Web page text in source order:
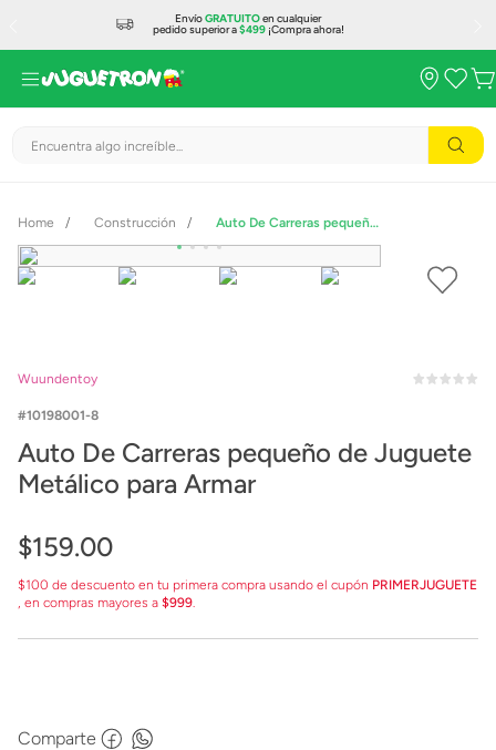
EnvíoGRATUITOen cualquier
pedido superior a$499¡Compra ahora!
Encuentra algo increíble...
Construcción Auto De Carreras pequeño de Juguete Metálico para Armar
Wuundentoy
10198001-8
Auto De Carreras pequeño de Juguete
Metálico para Armar
$159.00
$100 de descuento en tu primera compra usando el cupón PRIMERJUGUETE
, en compras mayores a $999.
Comparte